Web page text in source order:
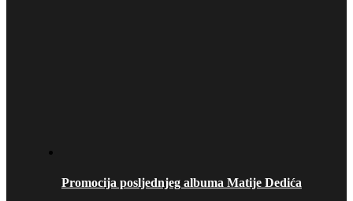
Promocija posljednjeg albuma Matije Dedića